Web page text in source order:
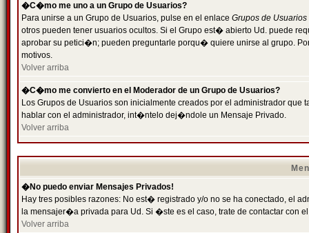
�C�mo me uno a un Grupo de Usuarios?
Para unirse a un Grupo de Usuarios, pulse en el enlace Grupos de Usuarios
otros pueden tener usuarios ocultos. Si el Grupo est� abierto Ud. puede
aprobar su petici�n; pueden preguntarle porqu� quiere unirse al grupo.
motivos.
Volver arriba
�C�mo me convierto en el Moderador de un Grupo de Usuarios?
Los Grupos de Usuarios son inicialmente creados por el administrador
hablar con el administrador, int�ntelo dej�ndole un Mensaje Privado.
Volver arriba
�No puedo enviar Mensajes Privados!
Hay tres posibles razones: No est� registrado y/o no se ha conectado, el
la mensajer�a privada para Ud. Si �ste es el caso, trate de contactar con
Volver arriba